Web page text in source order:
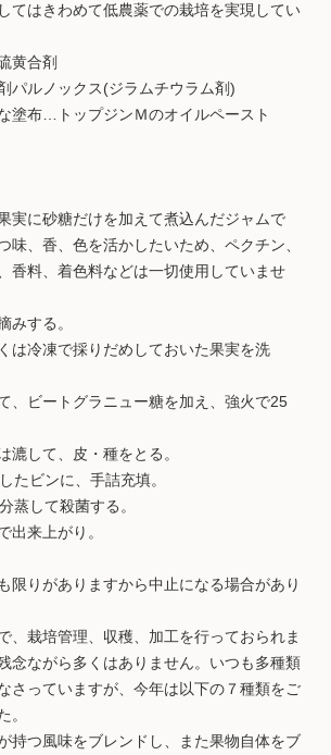
てはきわめて低農薬での栽培を実現してい
黄合剤
パルノックス(ジラムチウラム剤)
塗布…トップジンＭのオイルペースト
実に砂糖だけを加えて煮込んだジャムで
味、香、色を活かしたいため、ペクチン、
香料、着色料などは一切使用していませ
する。
は冷凍で採りだめしておいた果実を洗
、ビートグラニュー糖を加え、強火で25
して、皮・種をとる。
たビンに、手詰充填。
蒸して殺菌する。
来上がり。
限りがありますから中止になる場合があり
、栽培管理、収穫、加工を行っておられま
念ながら多くはありません。いつも多種類
さっていますが、今年は以下の７種類をご
。
持つ風味をブレンドし、また果物自体をブ